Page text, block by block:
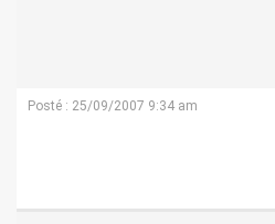
Posté : 25/09/2007 9:34 am